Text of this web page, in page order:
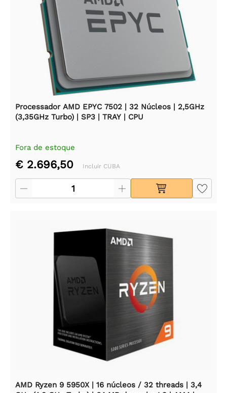
Processador AMD EPYC 7502 | 32 Núcleos | 2,5GHz
(3,35GHz Turbo) | SP3 | TRAY | CPU
Fora de estoque
€ 2.696,50 Incluir CUBA
AMD Ryzen 9 5950X | 16 núcleos / 32 threads | 3,4